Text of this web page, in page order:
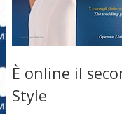
È online il
Style